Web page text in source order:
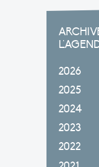
2026
2025
2024
2023
2022